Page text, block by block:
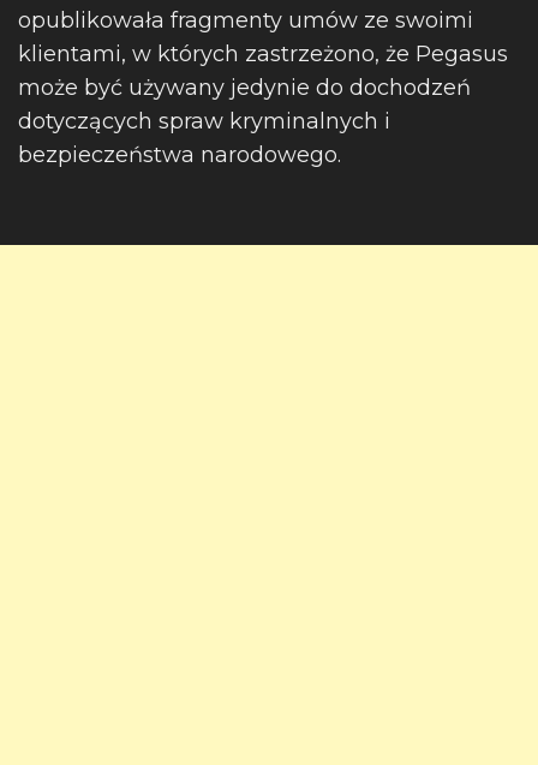
opublikowała fragmenty umów ze swoimi
klientami, w których zastrzeżono, że Pegasus
może być używany jedynie do dochodzeń
dotyczących spraw kryminalnych i
bezpieczeństwa narodowego.